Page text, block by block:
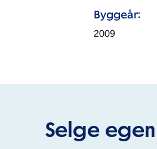
Byggeår:
2009
Selge